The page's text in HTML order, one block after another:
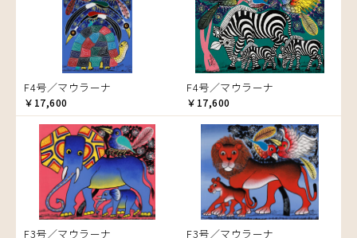
バオバブの木
バッファロー
ヒョウ
フクロウ
ブドウの木
フラミンゴ
ヘビ
ペンギン
星空
マーケット
F4号／マウラーナ
￥17,600
F4号／マウラーナ
￥17,600
F3号／マウラーナ F3号／マウラーナ